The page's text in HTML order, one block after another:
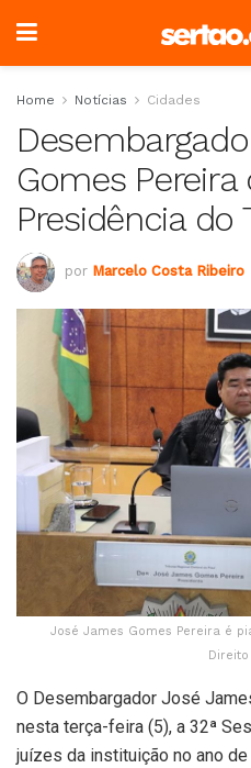
Home Notícias Cidades
Gomes Pereira
Presidência do
por Marcelo Costa Ribeiro
José James Gomes Pereira é
O Desembargador José
nesta terça-feira (5), a 32ª
juízes da instituição no ano